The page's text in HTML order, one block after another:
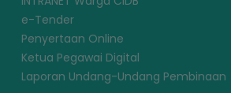
e-Tender
Penyertaan Online
Ketua Pegawai Digital
Laporan Undang-Undang Pembinaan